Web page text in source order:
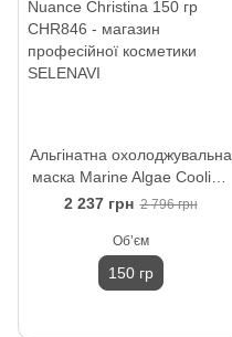
Альгінатна охолоджувальна
маска Marine Algae Cooling
Mask Nuance Christina 150
2 237 грн 2 796 грн
Обʼєм
150 гр